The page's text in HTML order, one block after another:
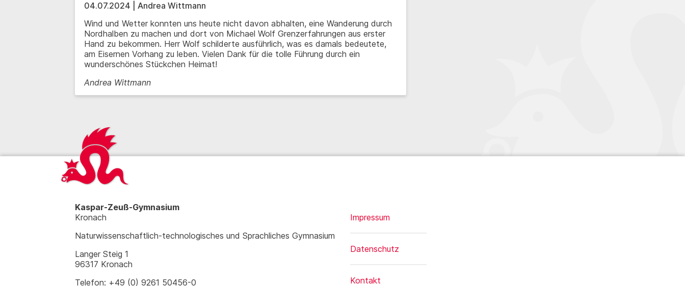
04.07.2024 | Andrea Wittmann
Wind und Wetter konnten uns heute nicht davon abhalten, eine Wanderung durch
Nordhalben zu machen und dort von Michael Wolf Grenzerfahrungen aus erster
Hand zu bekommen. Herr Wolf schilderte ausführlich, was es damals bedeutete,
am Eisernen Vorhang zu leben. Vielen Dank für die tolle Führung durch ein
wunderschönes Stückchen Heimat!
Andrea Wittmann
Kaspar-Zeuß-Gymnasium
Kronach
Naturwissenschaftlich-technologisches und Sprachliches Gymnasium
Langer Steig 1
96317 Kronach
Telefon: +49 (0) 9261 50456-0
Impressum
Datenschutz
Kontakt